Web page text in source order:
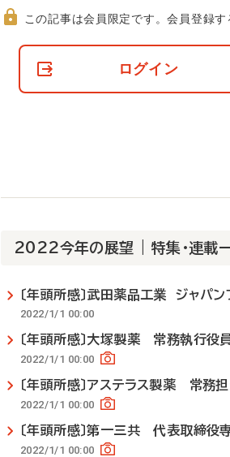
て
この記事は会員限定です。会員登録す
ログイン
2022今年の展望 | 特集・連載
〔年頭所感〕武田薬品工業 ジャパ
2022/1/1 00:00
〔年頭所感〕大塚製薬 常務執行
2022/1/1 00:00
〔年頭所感〕アステラス製薬 常
2022/1/1 00:00
〔年頭所感〕第一三共 代表取締役
2022/1/1 00:00